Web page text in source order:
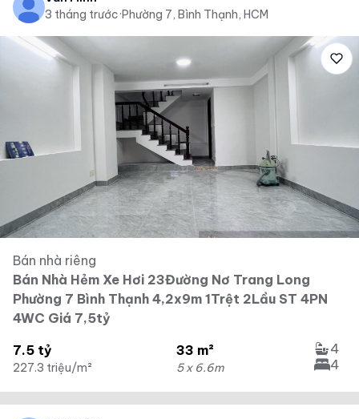
3 tháng trước·Phường 7, Bình Thạnh, HCM
Bán nhà riêng
Bán Nhà Hẻm Xe Hơi 23Đường Nơ Trang Long
Phường 7 Bình Thạnh 4,2x9m 1Trệt 2Lầu ST 4PN
4WC Giá 7,5tỷ
7.5 tỷ
227.3 triệu/m²
33 m²
5 x 6.6m
4
4